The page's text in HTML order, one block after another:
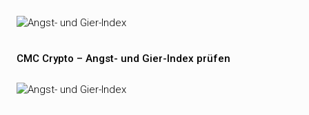
CMC Crypto – Angst- und Gier-Index prüfen